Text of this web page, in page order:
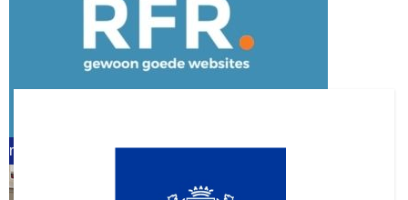
refreshed webdesign putten